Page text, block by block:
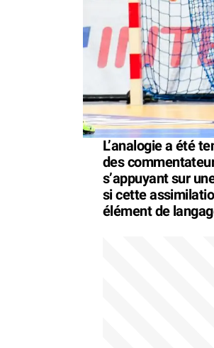
L’analogie a été
des
s’appuyant sur
si cette
élément de